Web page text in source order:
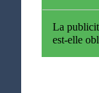
La
est-elle